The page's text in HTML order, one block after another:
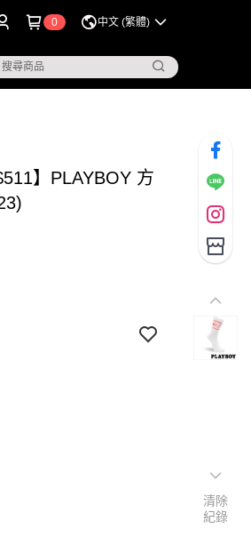
0 中文 (繁體)
】PLAYBOY 方
清除
紀錄